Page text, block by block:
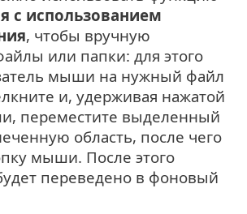
с использованием
, чтобы вручную
или папки: для этого
мыши на нужный файл
и, удерживая нажатой
переместите выделенный
область, после чего
мыши. После этого
переведено в фоновый